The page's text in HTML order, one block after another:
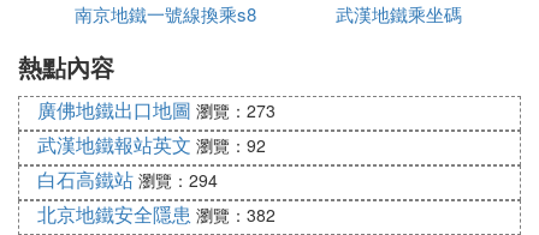
⑻ 南京地鐵4號線什麼時間開始建設
2011年12月27日，南京地鐵4號線一期、S1號線工程
（試驗段）開工儀式。
⑼ 南京地鐵4號線什麼時候可以通車
網上查到的:
地鐵
南京地鐵一號線換乘s8
武漢地鐵乘坐碼
熱點內容
廣佛地鐵出口地圖 瀏覽：273
武漢地鐵報站英文 瀏覽：92
白石高鐵站 瀏覽：294
北京地鐵安全隱患 瀏覽：382